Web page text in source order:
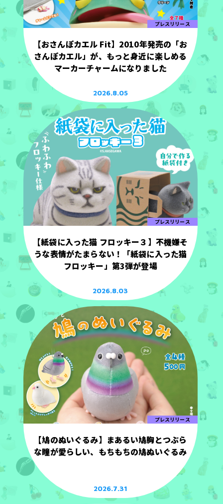
プレスリリース
【おさんぽカエル Fit】2010年発売の「お
さんぽカエル」が、もっと身近に楽しめる
マーカーチャームになりました
2026.8.05
プレスリリース
【紙袋に入った猫 フロッキー３】不機嫌そ
うな表情がたまらない！「紙袋に入った猫
フロッキー」第3弾が登場
2026.8.03
プレスリリース
【鳩のぬいぐるみ】まあるい鳩胸とつぶら
な瞳が愛らしい、もちもちの鳩ぬいぐるみ
2026.7.31